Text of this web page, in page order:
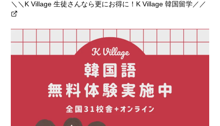
＼＼K Village 生徒さんなら更にお得に！K Village 韓国留学／／